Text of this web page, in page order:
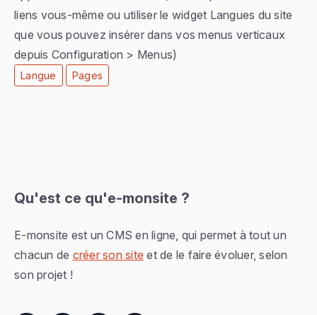
liens vous-même ou utiliser le widget Langues du site
que vous pouvez insérer dans vos menus verticaux
depuis Configuration > Menus)
Langue Pages
Qu'est ce qu'e-monsite ?
E-monsite est un CMS en ligne, qui permet à tout un
chacun de créer son site et de le faire évoluer, selon
son projet !